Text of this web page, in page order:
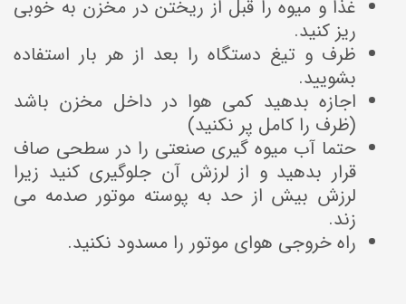
غذا و میوه را قبل از ریختن در مخزن به خوبی
ریز کنید.
ظرف و تیغ دستگاه را بعد از هر بار استفاده
بشویید.
اجازه بدهید کمی هوا در داخل مخزن باشد
(ظرف را کامل پر نکنید)
حتما آب میوه گیری صنعتی را در سطحی صاف
قرار بدهید و از لرزش آن جلوگیری کنید زیرا
لرزش بیش از حد به پوسته موتور صدمه می
زند.
راه خروجی هوای موتور را مسدود نکنید.